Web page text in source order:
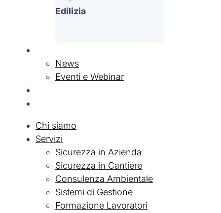
Edilizia
News
Eventi e Webinar
Chi siamo
Servizi
Sicurezza in Azienda
Sicurezza in Cantiere
Consulenza Ambientale
Sistemi di Gestione
Formazione Lavoratori